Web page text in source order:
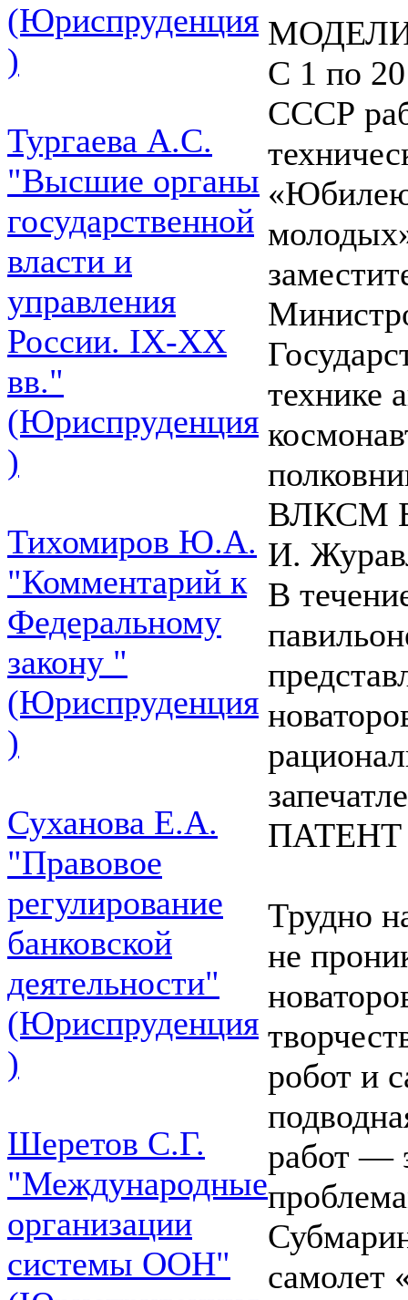
(Юриспруденция
)
Тургаева А.С.
"Высшие органы
государственной
власти и
управления
России. IХ-ХХ
вв."
(Юриспруденция
)
Тихомиров Ю.А.
"Комментарий к
Федеральному
закону "
(Юриспруденция
)
Суханова Е.А.
"Правовое
регулирование
банковской
деятельности"
(Юриспруденция
)
Шеретов С.Г.
"Международные
организации
системы ООН"
С 1 по
СССР
«Юбилею
технике
ВЛКСМ
И.
В
Трудно
не
робот и
работ —
самолет